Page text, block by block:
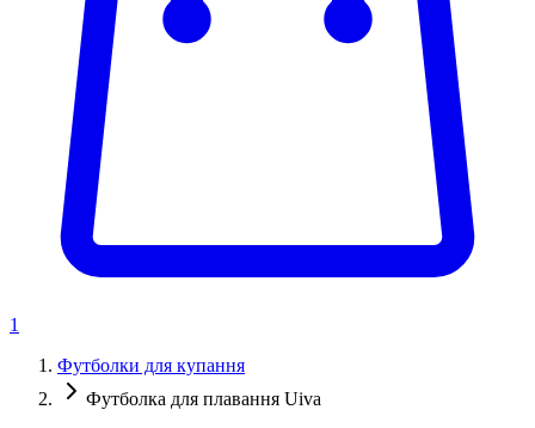
1
Футболки для купання
Футболка для плавання Uiva